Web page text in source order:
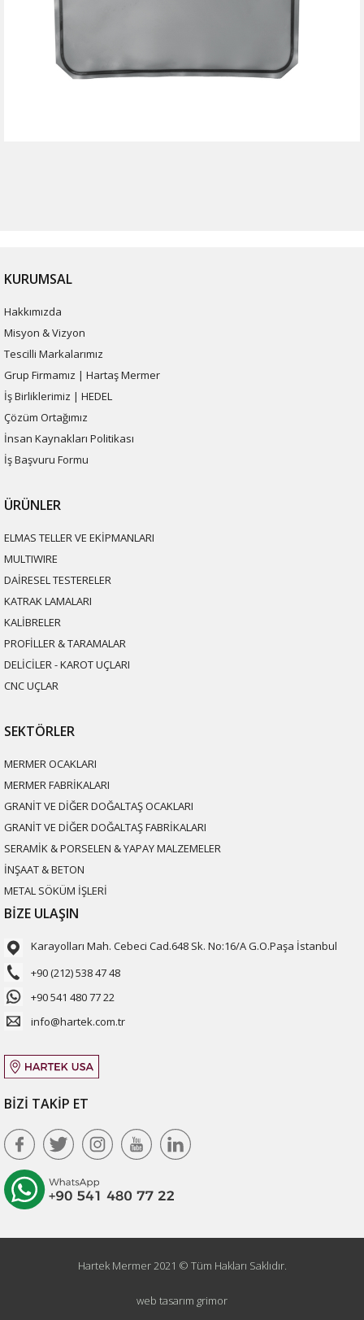
KURUMSAL
Hakkımızda
Misyon & Vizyon
Tescilli Markalarımız
Grup Firmamız | Hartaş Mermer
İş Birliklerimiz | HEDEL
Çözüm Ortağımız
İnsan Kaynakları Politikası
İş Başvuru Formu
ÜRÜNLER
ELMAS TELLER VE EKİPMANLARI
MULTIWIRE
DAİRESEL TESTERELER
KATRAK LAMALARI
KALİBRELER
PROFİLLER & TARAMALAR
DELİCİLER - KAROT UÇLARI
CNC UÇLAR
SEKTÖRLER
MERMER OCAKLARI
MERMER FABRİKALARI
GRANİT VE DİĞER DOĞALTAŞ OCAKLARI
GRANİT VE DİĞER DOĞALTAŞ FABRİKALARI
SERAMİK & PORSELEN & YAPAY MALZEMELER
İNŞAAT & BETON
METAL SÖKÜM İŞLERİ
BİZE ULAŞIN
Karayolları Mah. Cebeci Cad.648 Sk. No:16/A G.O.Paşa İstanbul
+90 (212) 538 47 48
+90 541 480 77 22
info@hartek.com.tr
BİZİ TAKİP ET
Hartek Mermer 2021 © Tüm Hakları Saklıdır.
web tasarım grimor